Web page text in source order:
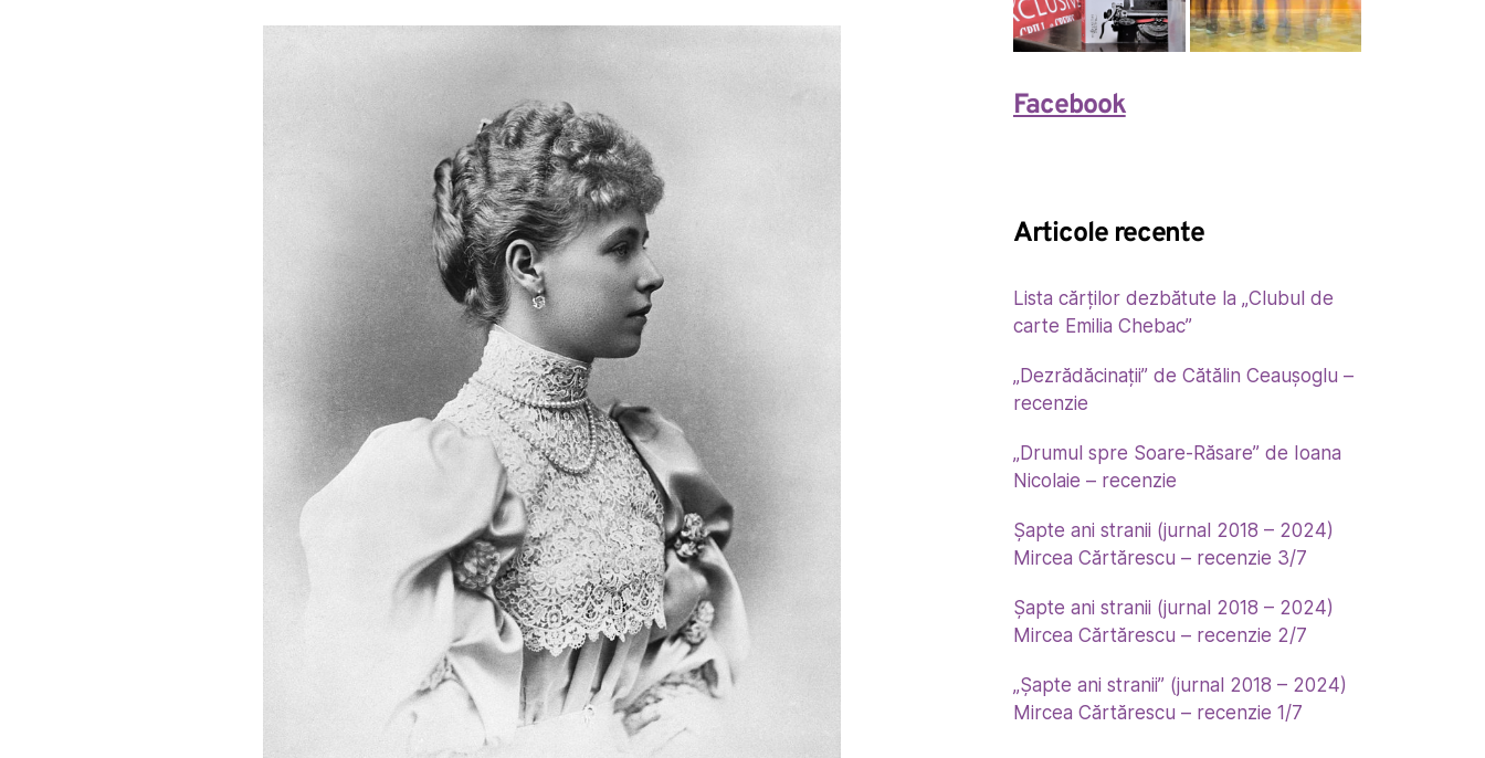
Facebook
Articole recente
Lista cărților dezbătute la „Clubul de
carte Emilia Chebac”
„Dezrădăcinații” de Cătălin Ceaușoglu –
recenzie
„Drumul spre Soare-Răsare” de Ioana
Nicolaie – recenzie
Șapte ani stranii (jurnal 2018 – 2024)
Mircea Cărtărescu – recenzie 3/7
Șapte ani stranii (jurnal 2018 – 2024)
Mircea Cărtărescu – recenzie 2/7
„Șapte ani stranii” (jurnal 2018 – 2024)
Mircea Cărtărescu – recenzie 1/7